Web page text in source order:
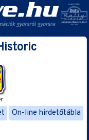
On-line hirdetőtábla